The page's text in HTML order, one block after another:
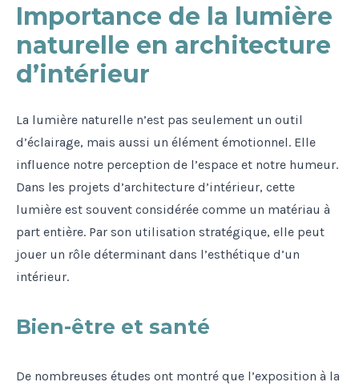
Importance de la lumière
naturelle en architecture
d’intérieur
La lumière naturelle n’est pas seulement un outil
d’éclairage, mais aussi un élément émotionnel. Elle
influence notre perception de l’espace et notre humeur.
Dans les projets d’architecture d’intérieur, cette
lumière est souvent considérée comme un matériau à
part entière. Par son utilisation stratégique, elle peut
jouer un rôle déterminant dans l’esthétique d’un
intérieur.
Bien-être et santé
De nombreuses études ont montré que l’exposition à la